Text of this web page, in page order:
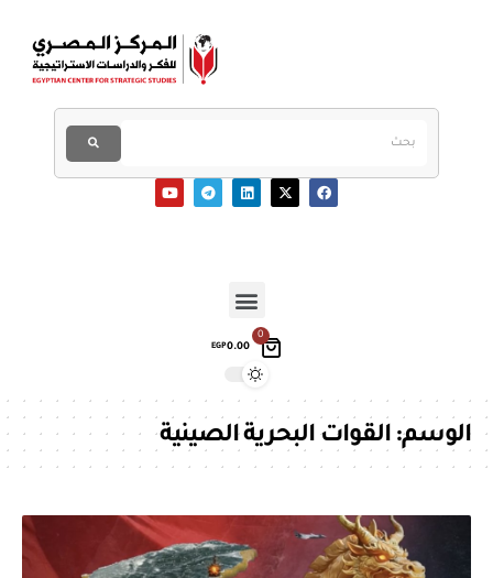
0
EGP0.00
الوسم:القوات البحرية الصينية